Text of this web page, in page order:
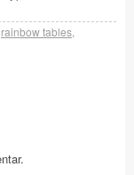
rainbow tables